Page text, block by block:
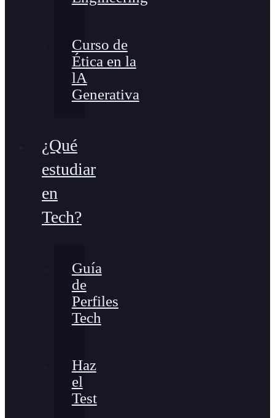
Curso de
Ética en la
lA
Generativa
¿Qué
estudiar
en
Tech?
Guía
de
Perfiles
Tech
Haz
el
Test